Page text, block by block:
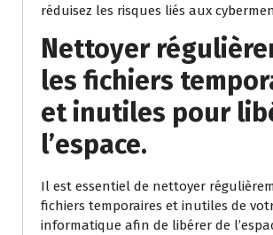
réduisez les risques liés aux
Nettoyer
les fichiers
et inutiles pour
l’espace.
Il est essentiel de nettoyer
fichiers temporaires et inutiles de
informatique afin de libérer de